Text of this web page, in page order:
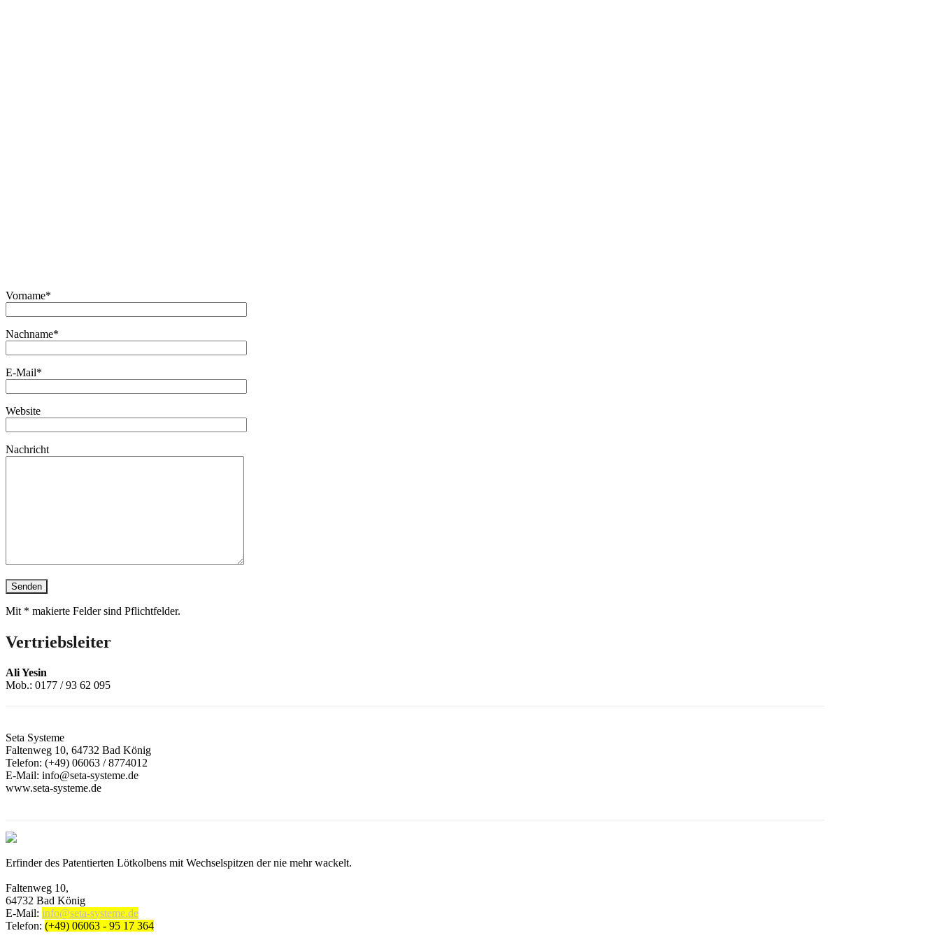
Vorname*
Nachname*
E-Mail*
Website
Nachricht
Mit * makierte Felder sind Pflichtfelder.
Vertriebsleiter
Ali Yesin
Mob.: 0177 / 93 62 095
Seta Systeme
Faltenweg 10, 64732 Bad König
Telefon: (+49) 06063 / 8774012
E-Mail: info@seta-systeme.de
www.seta-systeme.de
Erfinder des Patentierten Lötkolbens mit Wechselspitzen der nie mehr wackelt.
Faltenweg 10,
64732 Bad König
E-Mail: info@seta-systeme.de
Telefon: (+49) 06063 - 95 17 364